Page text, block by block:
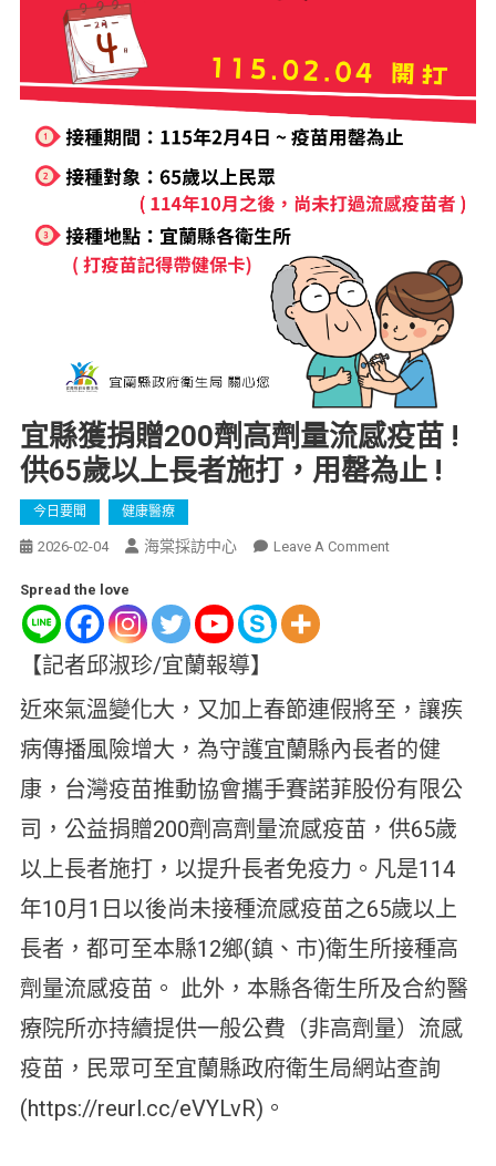
宜縣獲捐贈200劑高劑量流感疫苗 !
供65歲以上長者施打，用罄為止 !
今日要聞 健康醫療
2026-02-04 海棠採訪中心 Leave A Comment
Spread the love
【記者邱淑珍/宜蘭報導】
近來氣溫變化大，又加上春節連假將至，讓疾
病傳播風險增大，為守護宜蘭縣內長者的健
康，台灣疫苗推動協會攜手賽諾菲股份有限公
司，公益捐贈200劑高劑量流感疫苗，供65歲
以上長者施打，以提升長者免疫力。凡是114
年10月1日以後尚未接種流感疫苗之65歲以上
長者，都可至本縣12鄉(鎮、市)衛生所接種高
劑量流感疫苗。 此外，本縣各衛生所及合約醫
療院所亦持續提供一般公費（非高劑量）流感
疫苗，民眾可至宜蘭縣政府衛生局網站查詢
(https://reurl.cc/eVYLvR)。